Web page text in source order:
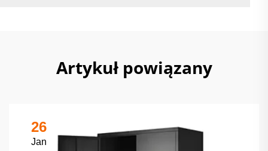
Artykuł powiązany
26
Jan